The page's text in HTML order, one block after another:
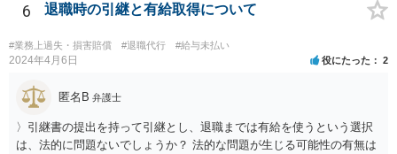
6 退職時の引継と有給取得について
#業務上過失・損害賠償 #退職代行 #給与未払い
2024年4月6日 役にたった 2
匿名B 弁護士
〉引継書の提出を持って引継とし、退職までは有給を使うという選択
は、法的に問題ないでしょうか？ 法的な問題が生じる可能性の有無は